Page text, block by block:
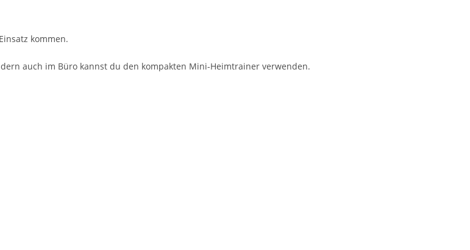
kommen.
auch im Büro kannst du den kompakten Mini-Heimtrainer verwenden.